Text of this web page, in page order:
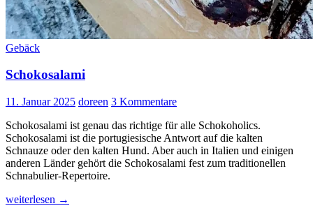
Gebäck
Schokosalami
11. Januar 2025 doreen 3 Kommentare
Schokosalami ist genau das richtige für alle Schokoholics.
Schokosalami ist die portugiesische Antwort auf die kalten
Schnauze oder den kalten Hund. Aber auch in Italien und einigen
anderen Länder gehört die Schokosalami fest zum traditionellen
Schnabulier-Repertoire.
Schokosalami
weiterlesen →